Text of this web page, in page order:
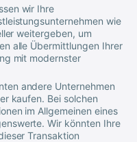
wir Ihre
wie
weitergeben, um
alle Übermittlungen Ihrer
mit modernster
andere Unternehmen
kaufen. Bei solchen
im Allgemeinen eines
Wir könnten Ihre
Transaktion